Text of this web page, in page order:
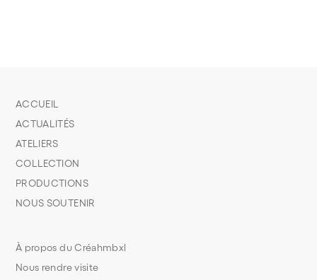
À propos du Créahmbxl
Nous rendre visite
ACCUEIL
ACTUALITÉS
ATELIERS
COLLECTION
PRODUCTIONS
NOUS SOUTENIR